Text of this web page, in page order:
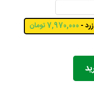
- 7,970,000 تومان